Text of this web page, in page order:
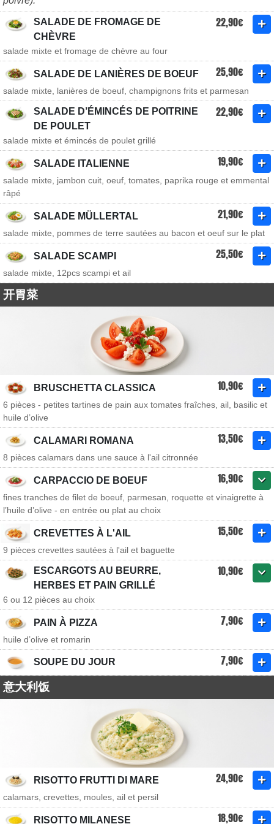
SALADE DE FROMAGE DE
CHÈVRE
22,90€
salade mixte et fromage de chèvre au four
SALADE DE LANIÈRES DE BOEUF 25,90€
salade mixte, lanières de boeuf, champignons frits et parmesan
SALADE D’ÉMINCÉS DE POITRINE
DE POULET
22,90€
salade mixte et émincés de poulet grillé
SALADE ITALIENNE 19,90€
salade mixte, jambon cuit, oeuf, tomates, paprika rouge et emmental
râpé
SALADE MÜLLERTAL 21,90€
salade mixte, pommes de terre sautées au bacon et oeuf sur le plat
SALADE SCAMPI 25,50€
salade mixte, 12pcs scampi et ail
开胃菜
BRUSCHETTA CLASSICA 10,90€
6 pièces - petites tartines de pain aux tomates fraîches, ail, basilic et
huile d’olive
CALAMARI ROMANA 13,50€
8 pièces calamars dans une sauce à l'ail citronnée
CARPACCIO DE BOEUF 16,90€
fines tranches de filet de boeuf, parmesan, roquette et vinaigrette à
l’huile d’olive - en entrée ou plat au choix
CREVETTES À L'AIL 15,50€
9 pièces crevettes sautées à l'ail et baguette
ESCARGOTS AU BEURRE,
HERBES ET PAIN GRILLÉ
10,90€
6 ou 12 pièces au choix
PAIN À PIZZA 7,90€
huile d’olive et romarin
SOUPE DU JOUR 7,90€
意大利饭
RISOTTO FRUTTI DI MARE 24,90€
calamars, crevettes, moules, ail et persil
RISOTTO MILANESE 18,90€